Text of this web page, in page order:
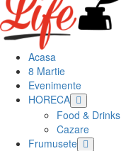
Acasa
8 Martie
Evenimente
HORECA
Food & Drinks
Cazare
Frumusete